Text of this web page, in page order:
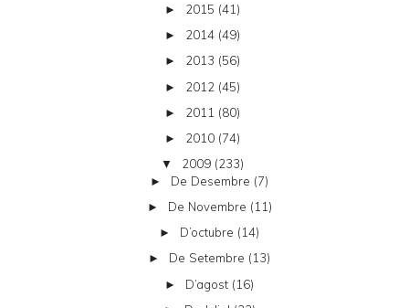
► 2015 (41)
► 2014 (49)
► 2013 (56)
► 2012 (45)
► 2011 (80)
► 2010 (74)
▼ 2009 (233)
► De Desembre (7)
► De Novembre (11)
► D’octubre (14)
► De Setembre (13)
► D’agost (16)